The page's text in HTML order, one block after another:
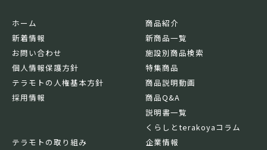
ホーム
新着情報
お問い合わせ
個人情報保護方針
テラモトの人権基本方針
採用情報
商品紹介
新商品一覧
施設別商品検索
特集商品
商品説明動画
商品Q&A
説明書一覧
くらしとterakoyaコラム
テラモトの取り組み
企業情報